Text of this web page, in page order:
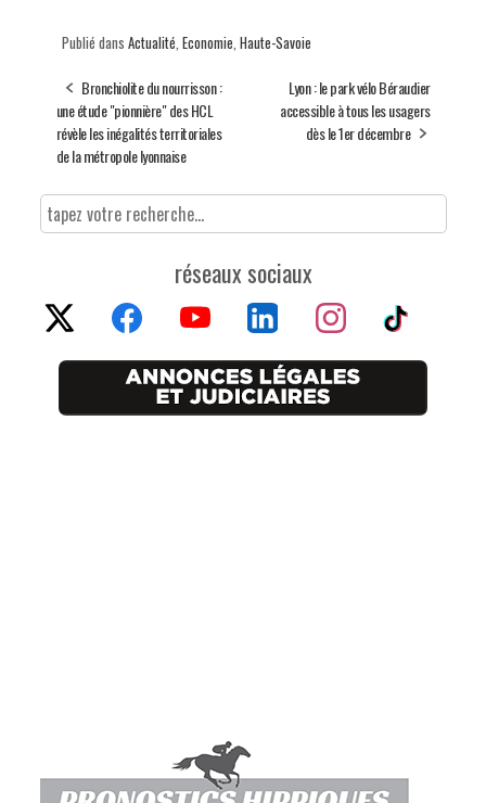
Publié dans Actualité, Economie, Haute-Savoie
Bronchiolite du nourrisson :
une étude "pionnière" des HCL
révèle les inégalités territoriales
de la métropole lyonnaise
Lyon : le park vélo Béraudier
accessible à tous les usagers
dès le 1er décembre
réseaux sociaux